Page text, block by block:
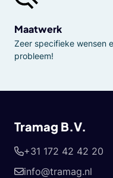
Maatwerk
Zeer specifieke wensen
probleem!
Tramag B.V.
+31 172 42 42 20
info@tramag.nl